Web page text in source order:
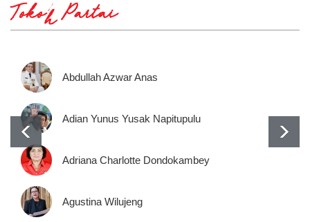
Tokoh Partai
Abdullah Azwar Anas
Adian Yunus Yusak Napitupulu
Adriana Charlotte Dondokambey
Agustina Wilujeng